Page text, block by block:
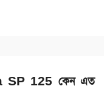
যেভাবে দেখবেন
নিয়ে যা জানা গেল
লঞ্চ, থাকছে ৪-
SP 125 কেন এত